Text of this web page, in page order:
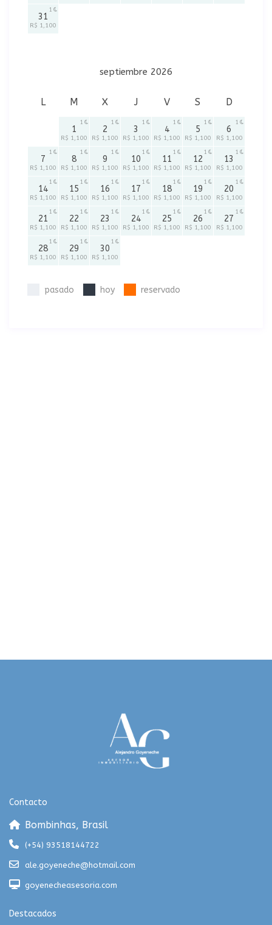
31
R$ 1,100
1
septiembre 2026
L M X J V S D
1
R$ 1,100
1
2
R$ 1,100
1
3
R$ 1,100
1
4
R$ 1,100
1
5
R$ 1,100
1
6
R$ 1,100
1
7
R$ 1,100
1
8
R$ 1,100
1
9
R$ 1,100
1
10
R$ 1,100
1
11
R$ 1,100
1
12
R$ 1,100
1
13
R$ 1,100
1
14
R$ 1,100
1
15
R$ 1,100
1
16
R$ 1,100
1
17
R$ 1,100
1
18
R$ 1,100
1
19
R$ 1,100
1
20
R$ 1,100
1
21
R$ 1,100
1
22
R$ 1,100
1
23
R$ 1,100
1
24
R$ 1,100
1
25
R$ 1,100
1
26
R$ 1,100
1
27
R$ 1,100
1
28
R$ 1,100
1
29
R$ 1,100
1
30
R$ 1,100
1
pasado hoy reservado
Contacto
Bombinhas, Brasil
(+54) 93518144722
ale.goyeneche@hotmail.com
goyenecheasesoria.com
Destacados